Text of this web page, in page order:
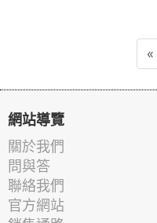
«
網站導覽
關於我們
問與答
聯絡我們
官方網站